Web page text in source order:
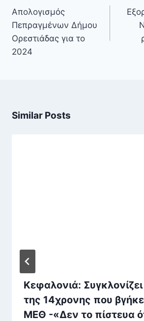
άρθρων
Απολογισμός
Πεπραγμένων Δήμου
Ορεστιάδας για το
2024
Similar Posts
Κεφαλονιά:
της 14χρονης που
ΜΕΘ -«Δεν το πίστευα